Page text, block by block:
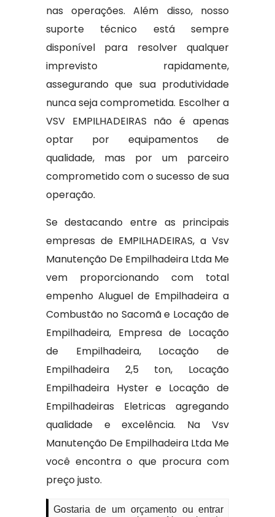
nas operações. Além disso, nosso
suporte técnico está sempre
disponível para resolver qualquer
imprevisto rapidamente,
assegurando que sua produtividade
nunca seja comprometida. Escolher a
VSV EMPILHADEIRAS não é apenas
optar por equipamentos de
qualidade, mas por um parceiro
comprometido com o sucesso de sua
operação.
Se destacando entre as principais
empresas de EMPILHADEIRAS, a Vsv
Manutenção De Empilhadeira Ltda Me
vem proporcionando com total
empenho Aluguel de Empilhadeira a
Combustão no Sacomã e Locação de
Empilhadeira, Empresa de Locação
de Empilhadeira, Locação de
Empilhadeira 2,5 ton, Locação
Empilhadeira Hyster e Locação de
Empilhadeiras Eletricas agregando
qualidade e excelência. Na Vsv
Manutenção De Empilhadeira Ltda Me
você encontra o que procura com
preço justo.
Gostaria de um orçamento ou entrar